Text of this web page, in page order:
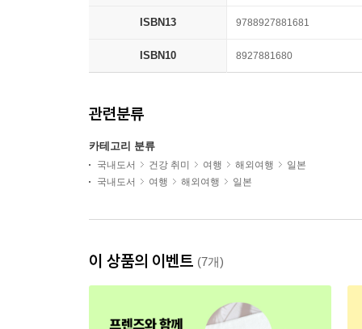
ISBN13 9788927881681
ISBN10 8927881680
관련분류
카테고리 분류
국내도서 건강 취미 여행 해외여행
일본
국내도서
여행 해외여행 일본
이 상품의 이벤트 (7개)